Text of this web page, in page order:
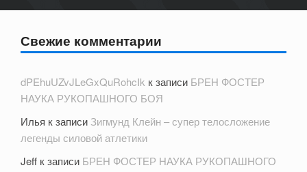
Свежие комментарии
dPEhuUZvJLeGxQuRohcIk к записи БРЕН ФОСТЕР
НАУКА РУКОПАШНОГО БОЯ
Илья к записи Зигмунд Клейн – супер телосложение
легенды силовой атлетики
Jeff к записи БРЕН ФОСТЕР НАУКА РУКОПАШНОГО